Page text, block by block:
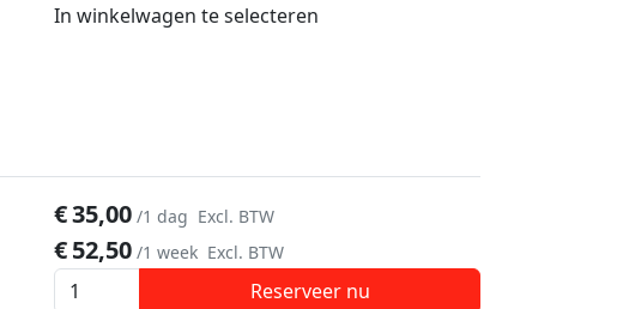
In winkelwagen te selecteren
€35,00 /1 dag Excl. BTW
€52,50 /1 week Excl. BTW
Reserveer nu